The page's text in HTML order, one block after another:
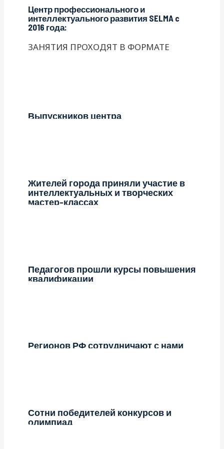
Центр профессионального и
интеллектуального развития SELMA c
2016 года:
ЗАНЯТИЯ ПРОХОДЯТ В ФОРМАТЕ
Выпускников центра
Жителей города приняли участие в
интеллектуальных и творческих
мастер-классах
Педагогов прошли курсы повышения
квалификации
Регионов РФ сотрудничают с нами
Сотни победителей конкурсов и
олимпиад